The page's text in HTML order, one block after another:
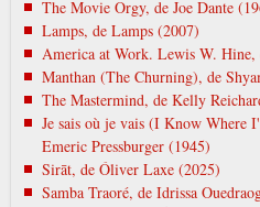
The Movie Orgy, de Joe Dante
Lamps, de Lamps (2007)
America at Work. Lewis W. Hine,
Manthan (The Churning), de
The Mastermind, de Kelly
Je sais où je vais (I Know Where
Emeric Pressburger (1945)
Sirāt, de Óliver Laxe (2025)
Samba Traoré, de Idrissa